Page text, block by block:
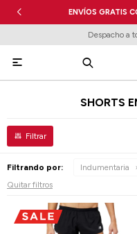
ENVÍOS GRATIS
Despacho a

SHORTS
Filtrando por: Indumentaria
Quitar filtros